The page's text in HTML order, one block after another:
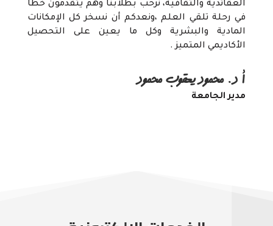
العقائدية والثقافية، نرحب بطلابنا وهم يتقدمون خطاً
في رحلة تلقي العلم ،ونعدكم أن نسخر كل الإمكانات
المادية والبشرية وكل ما يعين على التحصيل
الأكاديمي المتميز .
أ د. محمود يعقوب محمود
مدير الجامعة